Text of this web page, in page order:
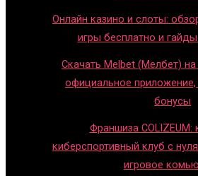
Онлайн казино и слоты:
игры бесплатно и
Скачать Melbet (Мелбет)
официальное приложение,
бонусы
Франшиза COLIZEUM:
киберспортивный клуб с
игровое